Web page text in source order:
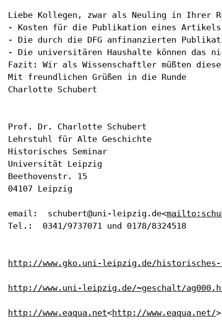
Liebe Kollegen, zwar als Neuling in Ihrer
- Kosten für die Publikation eines Artikels
- Die durch die DFG anfinanzierten
- Die universitären Haushalte können das
Fazit: Wir als Wissenschaftler müßten
Mit freundlichen Grüßen in die Runde
Charlotte Schubert
Prof. Dr. Charlotte Schubert
Lehrstuhl für Alte Geschichte
Historisches Seminar
Universität Leipzig
Beethovenstr. 15
04107 Leipzig
email:  schubert@uni-leipzig.de<
Tel.:  0341/9737071 und 0178/8324518
http://www.gko.uni-leipzig.de/historisches-
http://www.uni-leipzig.de/~geschalt/
http://www.eaqua.net<http://www.eaqua.net/>